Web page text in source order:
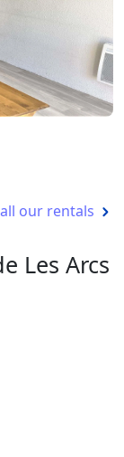
our rentals
Les Arcs